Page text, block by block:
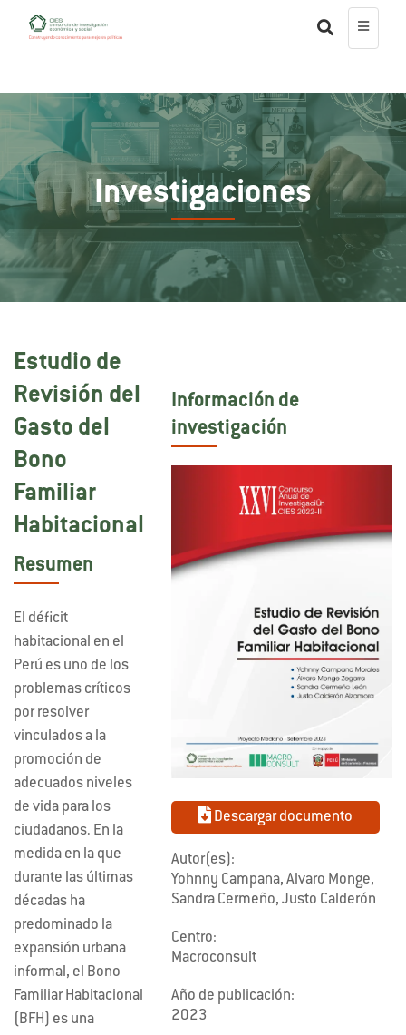
Investigaciones
Estudio de
Revisión del
Gasto del
Bono
Familiar
Habitacional
Resumen
El déficit
habitacional en el
Perú es uno de los
problemas críticos
por resolver
vinculados a la
promoción de
adecuados niveles
de vida para los
ciudadanos. En la
medida en la que
durante las últimas
décadas ha
predominado la
expansión urbana
informal, el Bono
Familiar Habitacional
(BFH) es una
Información de
investigación
Descargar documento
Autor(es):
Yohnny Campana, Alvaro Monge,
Sandra Cermeño, Justo Calderón
Centro:
Macroconsult
Año de publicación:
2023